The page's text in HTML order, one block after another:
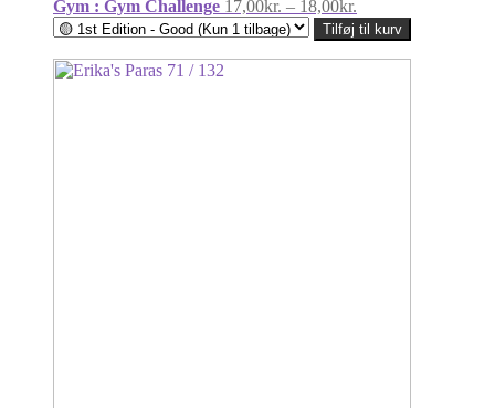
Gym : Gym Challenge 17,00kr. – 18,00kr.
17,00kr.
til
18,00kr.
Tilføj til kurv